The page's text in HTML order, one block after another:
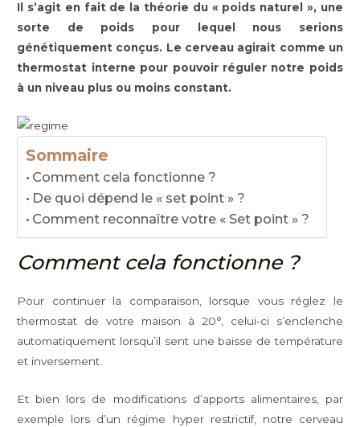
Il s’agit en fait de la théorie du « poids naturel », une
sorte de poids pour lequel nous serions
génétiquement conçus. Le cerveau agirait comme un
thermostat interne pour pouvoir réguler notre poids
à un niveau plus ou moins constant.
Sommaire
Comment cela fonctionne ?
De quoi dépend le « set point » ?
Comment reconnaître votre « Set point » ?
Comment cela fonctionne ?
Pour continuer la comparaison, lorsque vous réglez le
thermostat de votre maison à 20°, celui-ci s’enclenche
automatiquement lorsqu’il sent une baisse de température
et inversement.
Et bien lors de modifications d’apports alimentaires, par
exemple lors d’un régime hyper restrictif, notre cerveau